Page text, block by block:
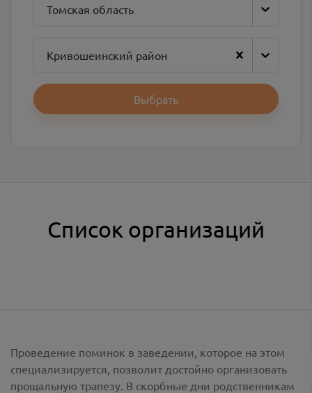
Томская область
Кривошеинский район
Выбрать
Список организаций
Проведение поминок в заведении, которое на этом
специализируется, позволит достойно организовать
прощальную трапезу. В скорбные дни родственникам